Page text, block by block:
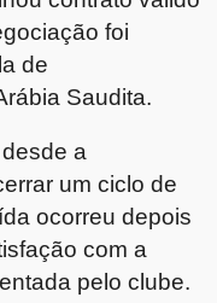
foi
de
Saudita.
a
um ciclo de
ocorreu depois
com a
pelo clube.